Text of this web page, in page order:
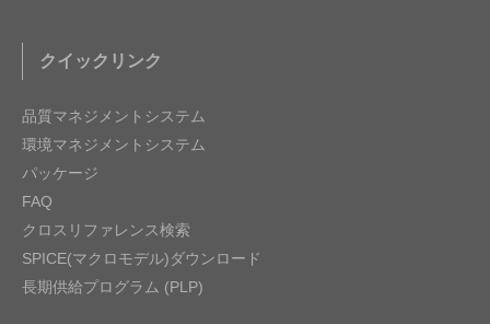
クイックリンク
品質マネジメントシステム
環境マネジメントシステム
パッケージ
FAQ
クロスリファレンス検索
SPICE(マクロモデル)ダウンロード
長期供給プログラム (PLP)